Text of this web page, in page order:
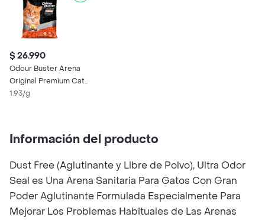
$ 26.990
Odour Buster Arena
Original Premium Cat
Litter 14 Kg
1.93/g
Información del producto
Dust Free (Aglutinante y Libre de Polvo), Ultra Odor
Seal es Una Arena Sanitaria Para Gatos Con Gran
Poder Aglutinante Formulada Especialmente Para
Mejorar Los Problemas Habituales de Las Arenas